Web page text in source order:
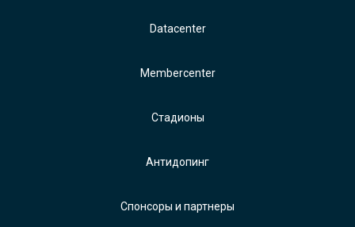
Datacenter
Membercenter
Стадионы
Антидопинг
Спонсоры и партнеры